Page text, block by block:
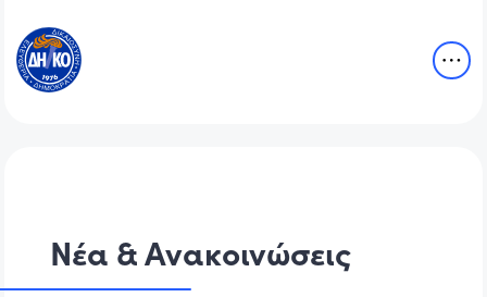
Νέα & Ανακοινώσεις